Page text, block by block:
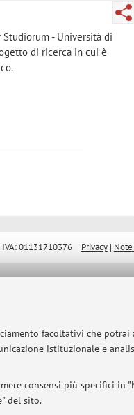
facoltativi che
istituzionale e
consensi più specifici in
del sito.
Studiorum - Università di
di ricerca in cui è
IVA: 01131710376 Privacy|